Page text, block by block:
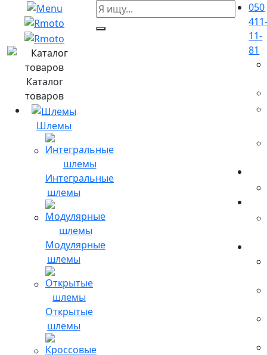
Каталог
товаров
Шлемы
Интегральные
шлемы
Модулярные
шлемы
Открытые
шлемы
050
11-
81